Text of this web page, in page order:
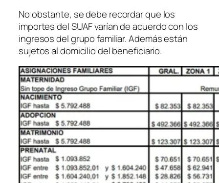
No obstante, se debe recordar que los
importes del SUAF varían de acuerdo con los
ingresos del grupo familiar. Además están
sujetos al domicilio del beneficiario.